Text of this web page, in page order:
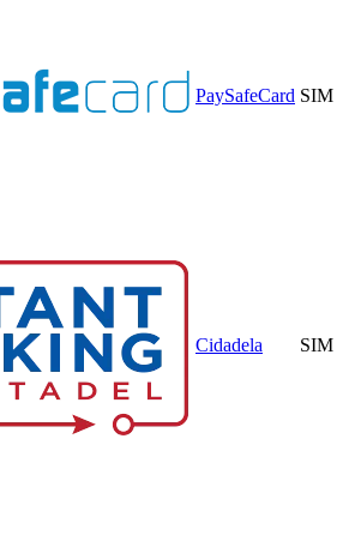
PaySafeCard SIM
Cidadela SIM